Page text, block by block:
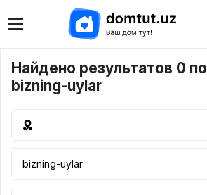
Найдено результатов 0
bizning-uylar